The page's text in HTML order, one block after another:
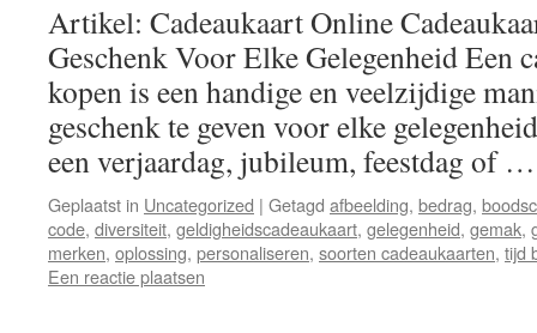
Artikel: Cadeaukaart Online
Geschenk Voor Elke Gelegenheid Een
kopen is een handige en veelzijdige
geschenk te geven voor elke
een verjaardag, jubileum, feestdag of
Geplaatst in Uncategorized | Getagd afbeelding, bedrag,
code, diversiteit, geldigheidscadeaukaart, gelegenheid, gemak,
merken, oplossing, personaliseren, soorten cadeaukaarten, tijd
Een reactie plaatsen